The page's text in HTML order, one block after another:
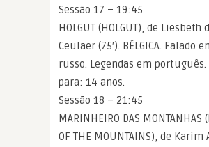
Sessão 17 – 19:45
HOLGUT (HOLGUT), de Liesbeth
Ceulaer (75′). BÉLGICA. Falado
russo. Legendas em
para: 14 anos.
Sessão 18 – 21:45
MARINHEIRO DAS MONTANHAS
OF THE MOUNTAINS), de